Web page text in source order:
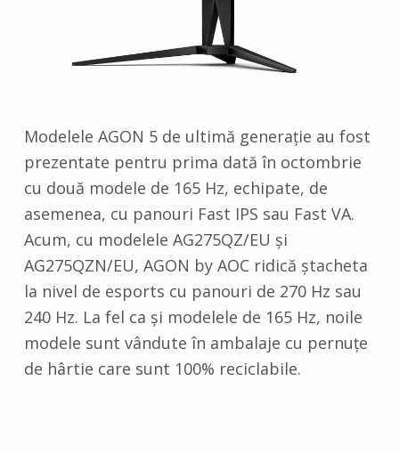
Modelele AGON 5 de ultimă generație au fost
prezentate pentru prima dată în octombrie
cu două modele de 165 Hz, echipate, de
asemenea, cu panouri Fast IPS sau Fast VA.
Acum, cu modelele AG275QZ/EU și
AG275QZN/EU, AGON by AOC ridică ștacheta
la nivel de esports cu panouri de 270 Hz sau
240 Hz. La fel ca și modelele de 165 Hz, noile
modele sunt vândute în ambalaje cu pernuțe
de hârtie care sunt 100% reciclabile.